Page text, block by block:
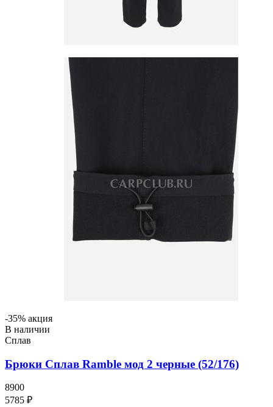
-35% акция
В наличии
Сплав
Брюки Сплав Ramble мод 2 черные (52/176)
8900
5785 ₽